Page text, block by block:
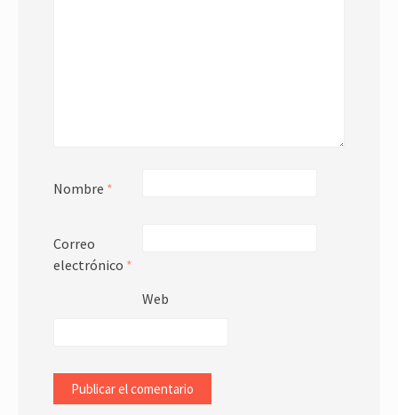
Nombre *
Correo
electrónico *
Web